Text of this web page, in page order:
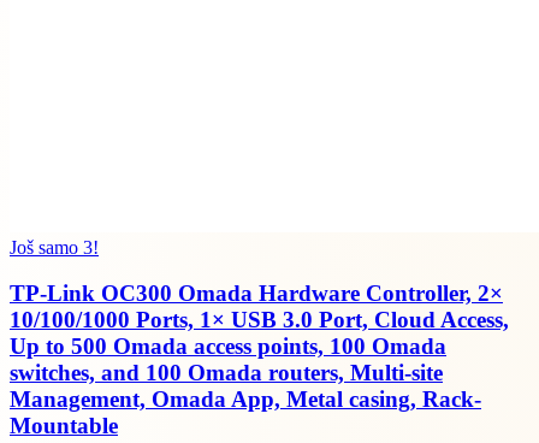
Još samo 3!
TP-Link OC300 Omada Hardware Controller, 2×
10/100/1000 Ports, 1× USB 3.0 Port, Cloud Access,
Up to 500 Omada access points, 100 Omada
switches, and 100 Omada routers, Multi-site
Management, Omada App, Metal casing, Rack-
Mountable